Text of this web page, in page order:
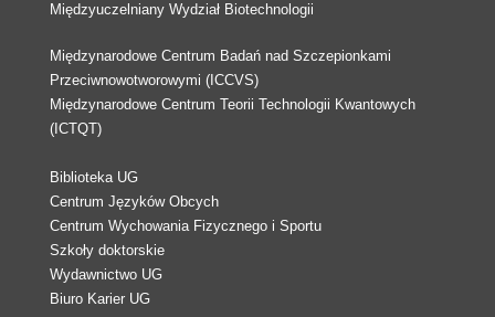
Międzyuczelniany Wydział Biotechnologii
Międzynarodowe Centrum Badań nad Szczepionkami
Przeciwnowotworowymi (ICCVS)
Międzynarodowe Centrum Teorii Technologii Kwantowych
(ICTQT)
Biblioteka UG
Centrum Języków Obcych
Centrum Wychowania Fizycznego i Sportu
Szkoły doktorskie
Wydawnictwo UG
Biuro Karier UG